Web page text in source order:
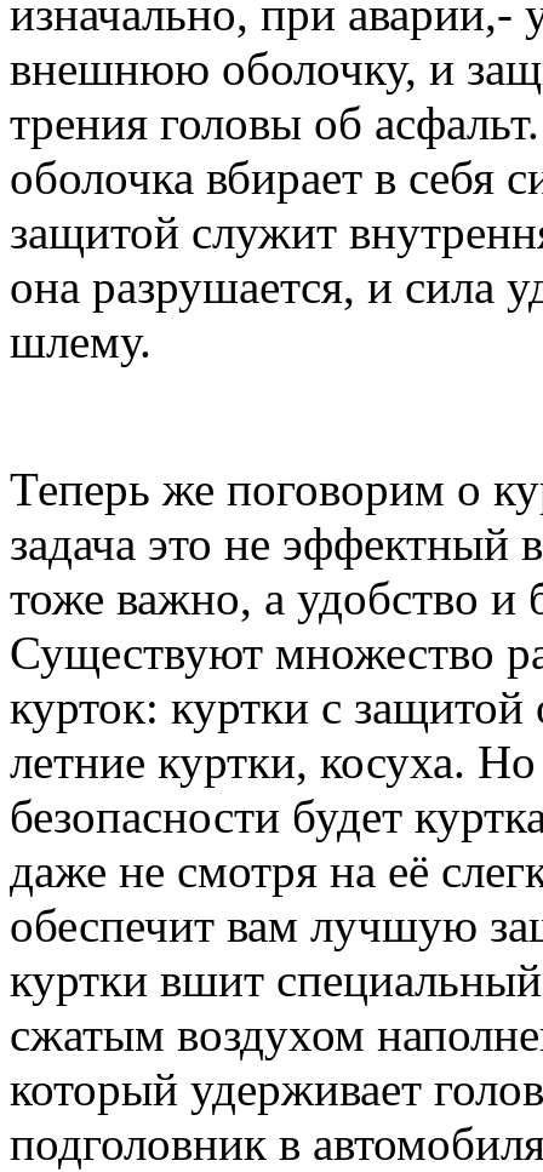
изначально, при аварии,-
внешнюю оболочку, и
трения головы об
оболочка вбирает в себя
защитой служит
она разрушается, и сила
шлему.
Теперь же поговорим о
задача это не эффектный
тоже важно, а удобство и
Существуют множество
курток: куртки с
летние куртки, косуха.
безопасности будет
даже не смотря на её
обеспечит вам лучшую
куртки вшит
сжатым воздухом
который удерживает
подголовник в